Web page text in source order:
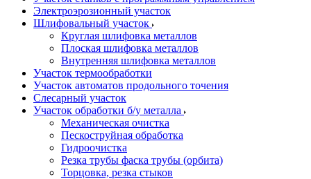
Электроэрозионный участок
Шлифовальный участок
Круглая шлифовка металлов
Плоская шлифовка металлов
Внутренняя шлифовка металлов
Участок термообработки
Участок автоматов продольного точения
Слесарный участок
Участок обработки б/у металла
Механическая очистка
Пескоструйная обработка
Гидроочистка
Резка трубы фаска трубы (орбита)
Торцовка, резка стыков